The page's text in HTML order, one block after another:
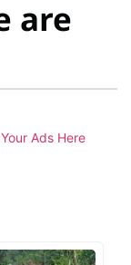
are
Ads Here